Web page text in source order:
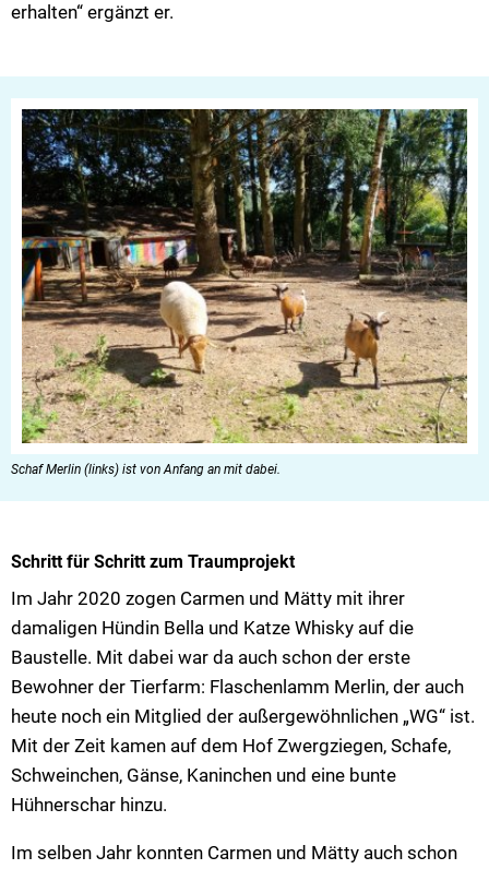
erhalten“ ergänzt er.
Schaf Merlin (links) ist von Anfang an mit dabei.
Schritt für Schritt zum Traumprojekt
Im Jahr 2020 zogen Carmen und Mätty mit ihrer
damaligen Hündin Bella und Katze Whisky auf die
Baustelle. Mit dabei war da auch schon der erste
Bewohner der Tierfarm: Flaschenlamm Merlin, der auch
heute noch ein Mitglied der außergewöhnlichen „WG“ ist.
Mit der Zeit kamen auf dem Hof Zwergziegen, Schafe,
Schweinchen, Gänse, Kaninchen und eine bunte
Hühnerschar hinzu.
Im selben Jahr konnten Carmen und Mätty auch schon